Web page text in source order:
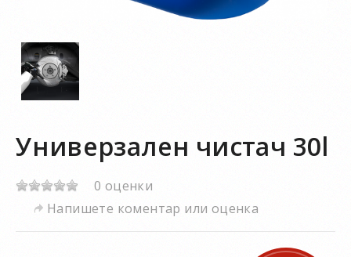
Универзален чистач 30l
0 оценки
Напишете коментар или оценка